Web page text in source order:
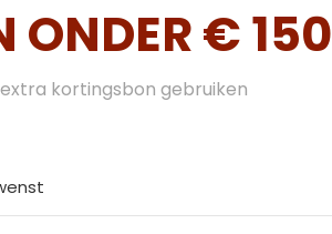
ONDER € 150
kortingsbon gebruiken